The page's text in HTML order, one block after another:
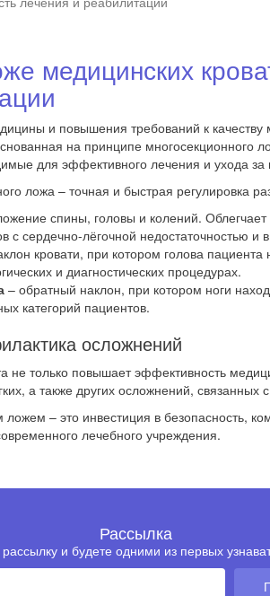
медицинских
и повышения требований к
на принципе многосекционного
для эффективного лечения и ухода за
ложа – точная и быстрая регулировка
спины, головы и колений.
с сердечно-лёгочной недостаточностью
кровати, при котором голова
и диагностических процедурах.
– обратный наклон, при котором ноги
категорий пациентов.
осложнений
не только повышает эффективность
а также других осложнений,
– это инвестиция в безопасность,
лечебного учреждения.
Рассылка
и будете одними из первых